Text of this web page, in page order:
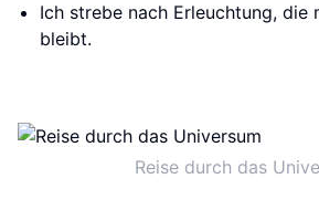
Ich strebe nach Erleuchtung, die
bleibt.
Reise durch das